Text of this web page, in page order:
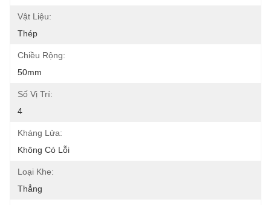
Vật Liệu:
Thép
Chiều Rộng:
50mm
Số Vị Trí:
4
Kháng Lửa:
Không Có Lỗi
Loại Khe:
Thẳng